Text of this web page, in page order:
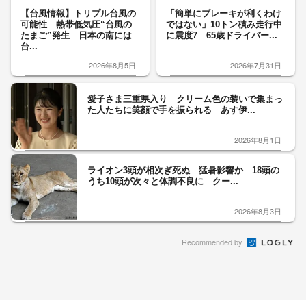
【台風情報】トリプル台風の
可能性 熱帯低気圧“台風の
たまご”発生 日本の南には
台...
2026年8月5日
「簡単にブレーキが利くわけ
ではない」10トン積み走行中
に震度7 65歳ドライバー...
2026年7月31日
愛子さま三重県入り クリーム色の装いで集まっ
た人たちに笑顔で手を振られる あす伊...
2026年8月1日
ライオン3頭が相次ぎ死ぬ 猛暑影響か 18頭の
うち10頭が次々と体調不良に クー...
2026年8月3日
Recommended by